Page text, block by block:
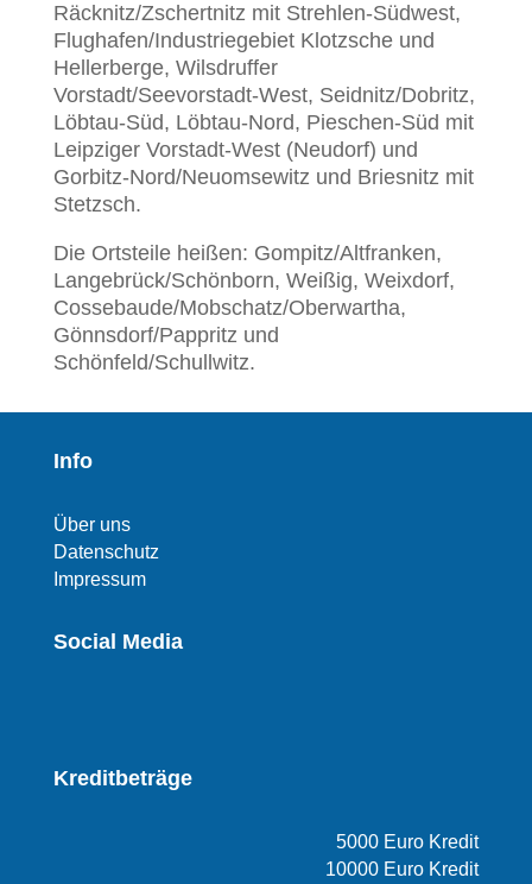
Räcknitz/Zschertnitz mit Strehlen-Südwest,
Flughafen/Industriegebiet Klotzsche und
Hellerberge, Wilsdruffer
Vorstadt/Seevorstadt-West, Seidnitz/Dobritz,
Löbtau-Süd, Löbtau-Nord, Pieschen-Süd mit
Leipziger Vorstadt-West (Neudorf) und
Gorbitz-Nord/Neuomsewitz und Briesnitz mit
Stetzsch.
Die Ortsteile heißen: Gompitz/Altfranken,
Langebrück/Schönborn, Weißig, Weixdorf,
Cossebaude/Mobschatz/Oberwartha,
Gönnsdorf/Pappritz und
Schönfeld/Schullwitz.
Info
Über uns
Datenschutz
Impressum
Social Media
Kreditbeträge
5000 Euro Kredit
10000 Euro Kredit